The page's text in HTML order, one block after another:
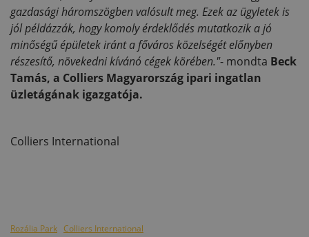
gazdasági háromszögben valósult meg. Ezek az ügyletek is
jól példázzák, hogy komoly érdeklődés mutatkozik a jó
minőségű épületek iránt a főváros közelségét előnyben
részesítő, növekedni kívánó cégek körében."- mondta Beck
Tamás, a Colliers Magyarország ipari ingatlan
üzletágának igazgatója.
Colliers International
Rozália Park Colliers International